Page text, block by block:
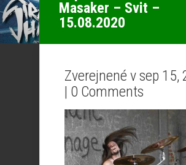
Masaker – Svit –
15.08.2020
Zverejnené v sep 15,
| 0 Comments